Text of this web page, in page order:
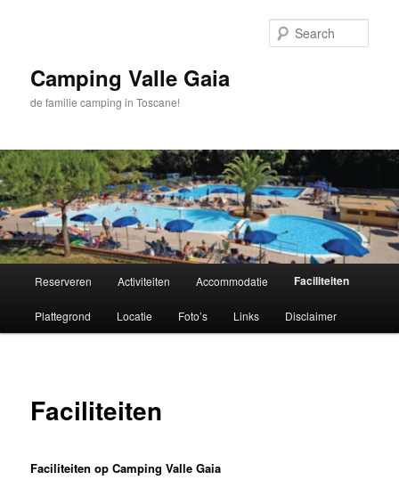
Camping Valle Gaia
de familie camping in Toscane!
Reserveren Activiteiten Accommodatie Faciliteiten
Plattegrond Locatie Foto’s Links Disclaimer
Faciliteiten
Faciliteiten op Camping Valle Gaia